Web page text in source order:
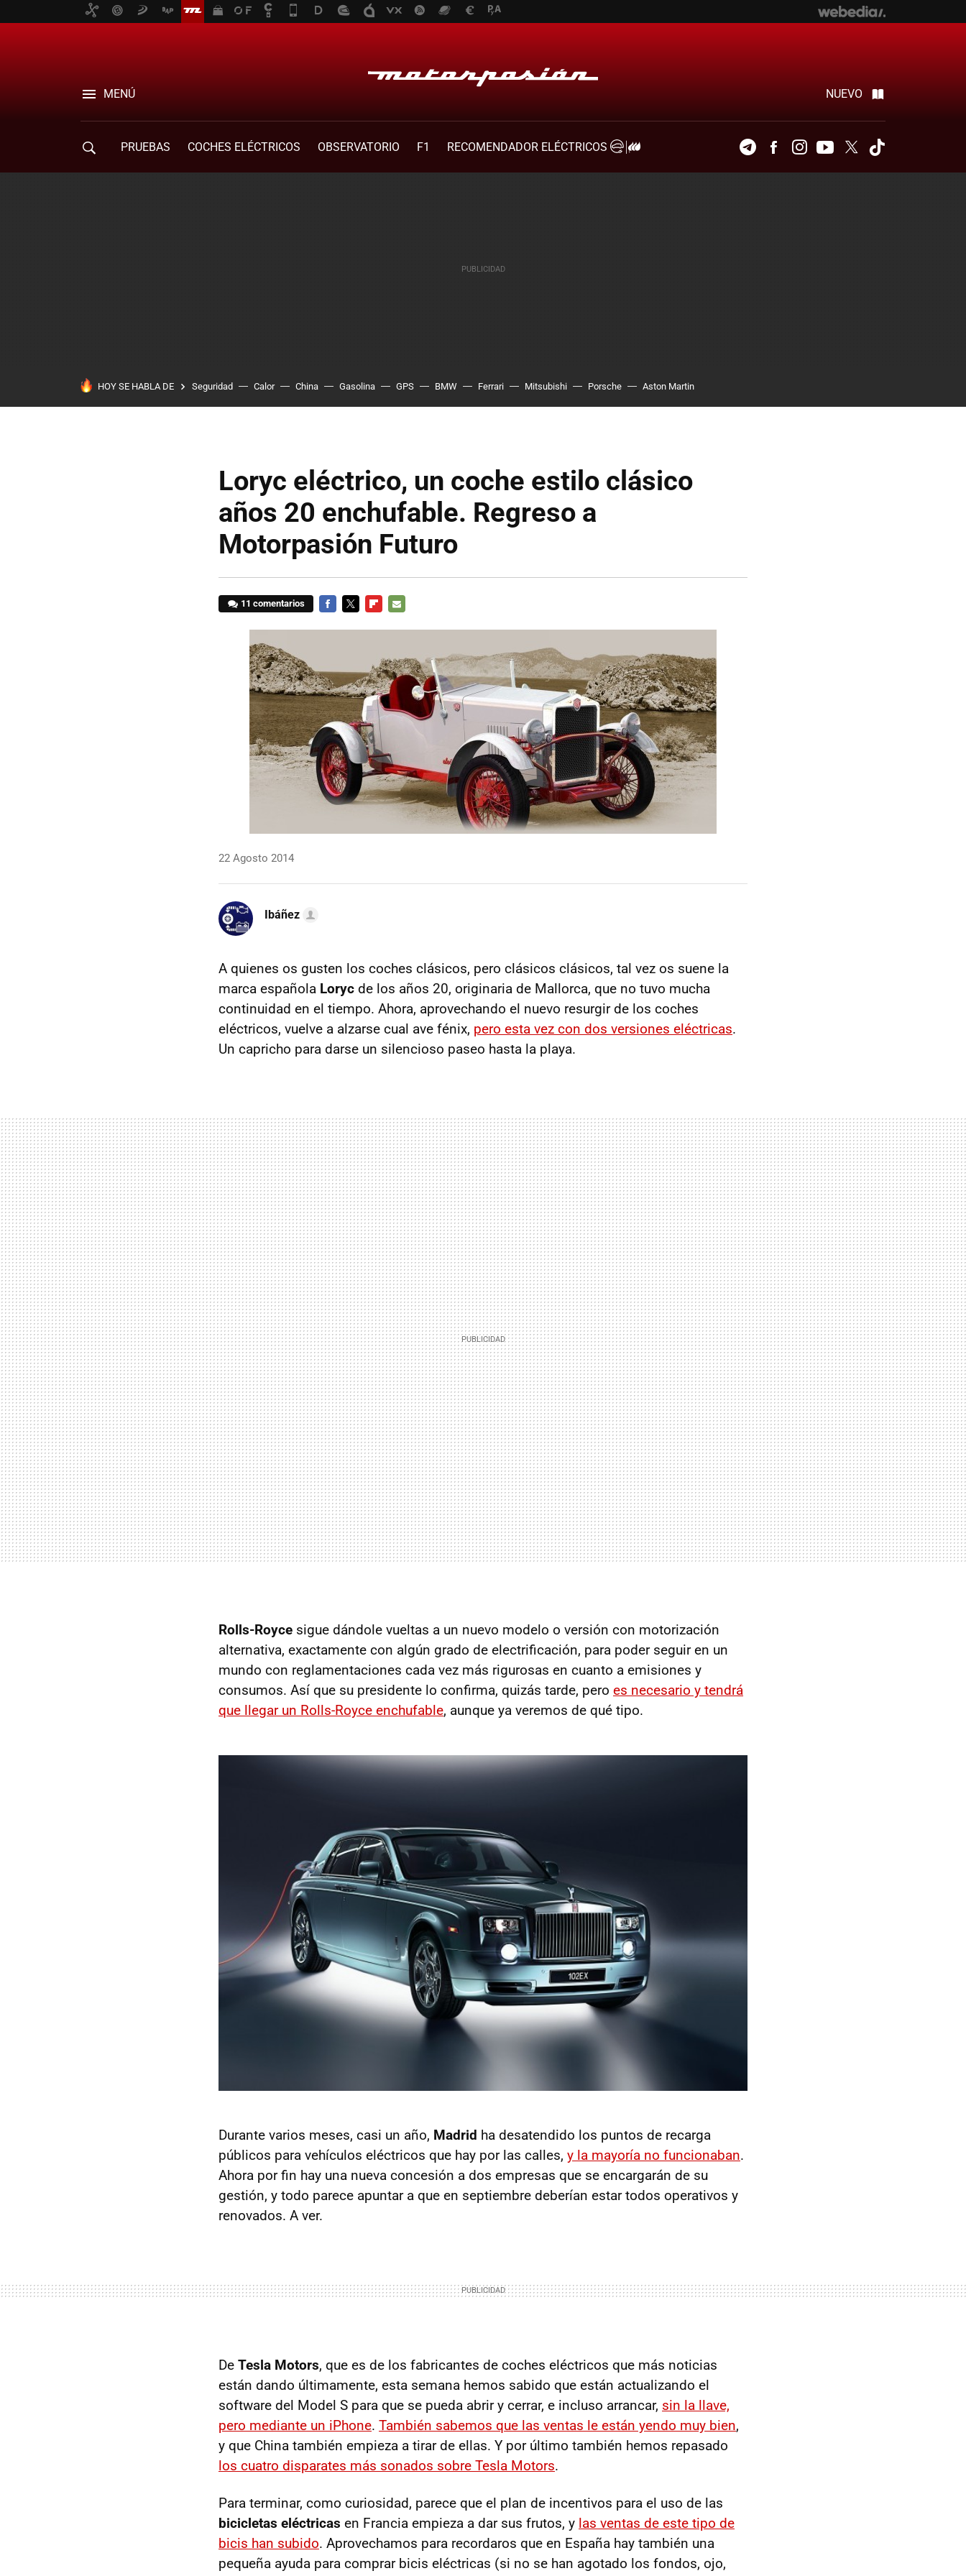
MENÚ NUEVO
PRUEBAS COCHES ELÉCTRICOS OBSERVATORIO F1
RECOMENDADOR ELÉCTRICOS
TelegramFacebookInstagramYoutubeTwitter
HOY SE HABLA DE Seguridad Calor China Gasolina GPS BMW Ferrari Mitsubishi Porsche Aston Martin
Loryc eléctrico, un coche estilo clásico
años 20 enchufable. Regreso a
Motorpasión Futuro
11 comentarios
22 Agosto 2014
Ibáñez
A quienes os gusten los coches clásicos, pero clásicos clásicos, tal vez os suene la
marca española Loryc de los años 20, originaria de Mallorca, que no tuvo mucha
continuidad en el tiempo. Ahora, aprovechando el nuevo resurgir de los coches
eléctricos, vuelve a alzarse cual ave fénix, pero esta vez con dos versiones eléctricas.
Un capricho para darse un silencioso paseo hasta la playa.
Rolls-Royce sigue dándole vueltas a un nuevo modelo o versión con motorización
alternativa, exactamente con algún grado de electrificación, para poder seguir en un
mundo con reglamentaciones cada vez más rigurosas en cuanto a emisiones y
consumos. Así que su presidente lo confirma, quizás tarde, pero es necesario y tendrá
que llegar un Rolls-Royce enchufable, aunque ya veremos de qué tipo.
Durante varios meses, casi un año, Madrid ha desatendido los puntos de recarga
públicos para vehículos eléctricos que hay por las calles, y la mayoría no funcionaban.
Ahora por fin hay una nueva concesión a dos empresas que se encargarán de su
gestión, y todo parece apuntar a que en septiembre deberían estar todos operativos y
renovados. A ver.
De Tesla Motors, que es de los fabricantes de coches eléctricos que más noticias
están dando últimamente, esta semana hemos sabido que están actualizando el
software del Model S para que se pueda abrir y cerrar, e incluso arrancar, sin la llave,
pero mediante un iPhone. También sabemos que las ventas le están yendo muy bien,
y que China también empieza a tirar de ellas. Y por último también hemos repasado
los cuatro disparates más sonados sobre Tesla Motors.
Para terminar, como curiosidad, parece que el plan de incentivos para el uso de las
bicicletas eléctricas en Francia empieza a dar sus frutos, y las ventas de este tipo de
bicis han subido. Aprovechamos para recordaros que en España hay también una
pequeña ayuda para comprar bicis eléctricas (si no se han agotado los fondos, ojo,